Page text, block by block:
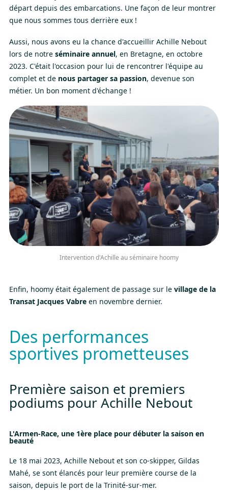
départ depuis des embarcations. Une façon de leur montrer
que nous sommes tous derrière eux !
Aussi, nous avons eu la chance d'accueillir Achille Nebout
lors de notre séminaire annuel, en Bretagne, en octobre
2023. C'était l'occasion pour lui de rencontrer l'équipe au
complet et de nous partager sa passion, devenue son
métier. Un bon moment d'échange !
Intervention d'Achille au séminaire hoomy
Enfin, hoomy était également de passage sur le village de la
Transat Jacques Vabre en novembre dernier.
Des performances
sportives prometteuses
Première saison et premiers
podiums pour Achille Nebout
L'Armen-Race, une 1ère place pour débuter la saison en
beauté
Le 18 mai 2023, Achille Nebout et son co-skipper, Gildas
Mahé, se sont élancés pour leur première course de la
saison, depuis le port de la Trinité-sur-mer.